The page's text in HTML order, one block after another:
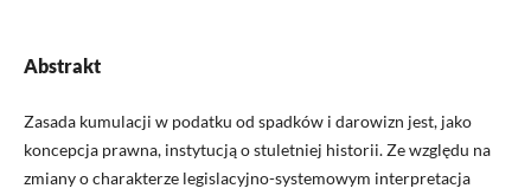
Abstrakt
Zasada kumulacji w podatku od spadków i darowizn jest, jako
koncepcja prawna, instytucją o stuletniej historii. Ze względu na
zmiany o charakterze legislacyjno-systemowym interpretacja